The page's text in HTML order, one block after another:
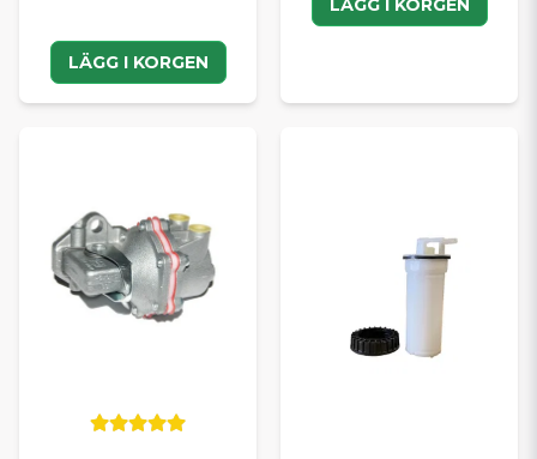
LÄGG I KORGEN